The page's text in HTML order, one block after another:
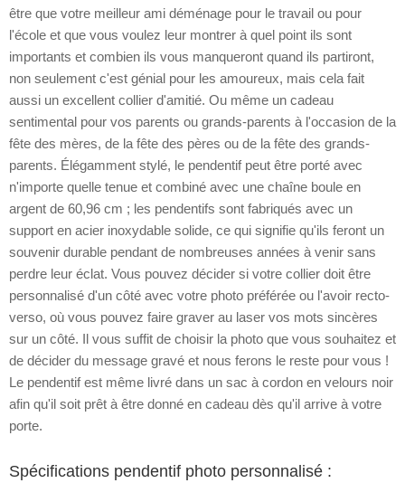
être que votre meilleur ami déménage pour le travail ou pour
l'école et que vous voulez leur montrer à quel point ils sont
importants et combien ils vous manqueront quand ils partiront,
non seulement c'est génial pour les amoureux, mais cela fait
aussi un excellent collier d'amitié. Ou même un cadeau
sentimental pour vos parents ou grands-parents à l'occasion de la
fête des mères, de la fête des pères ou de la fête des grands-
parents. Élégamment stylé, le pendentif peut être porté avec
n'importe quelle tenue et combiné avec une chaîne boule en
argent de 60,96 cm ; les pendentifs sont fabriqués avec un
support en acier inoxydable solide, ce qui signifie qu'ils feront un
souvenir durable pendant de nombreuses années à venir sans
perdre leur éclat. Vous pouvez décider si votre collier doit être
personnalisé d'un côté avec votre photo préférée ou l'avoir recto-
verso, où vous pouvez faire graver au laser vos mots sincères
sur un côté. Il vous suffit de choisir la photo que vous souhaitez et
de décider du message gravé et nous ferons le reste pour vous !
Le pendentif est même livré dans un sac à cordon en velours noir
afin qu'il soit prêt à être donné en cadeau dès qu'il arrive à votre
porte.
Spécifications pendentif photo personnalisé :